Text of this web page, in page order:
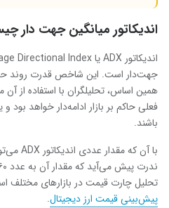
اندیکاتور میانگین جهت دار
اندیکاتور ADXیاDirectional Index
جهت‌دار است. این شاخص قدرت روند حاکم
همین اساس، تحلیلگران با استفاده از آن
فعلی حاکم بر بازار ادامه‌دار خواهد بود
باشند.
با آن که مقدار عددی اندیکاتور ADX
ندرت پیش می‌آید که مقدار آن به عدد ۶۰ برسد. از اندیکاتور
تحلیل چارت قیمت در بازارهای مختلف
پیش‌بینی قیمت ارز دیجیتال.